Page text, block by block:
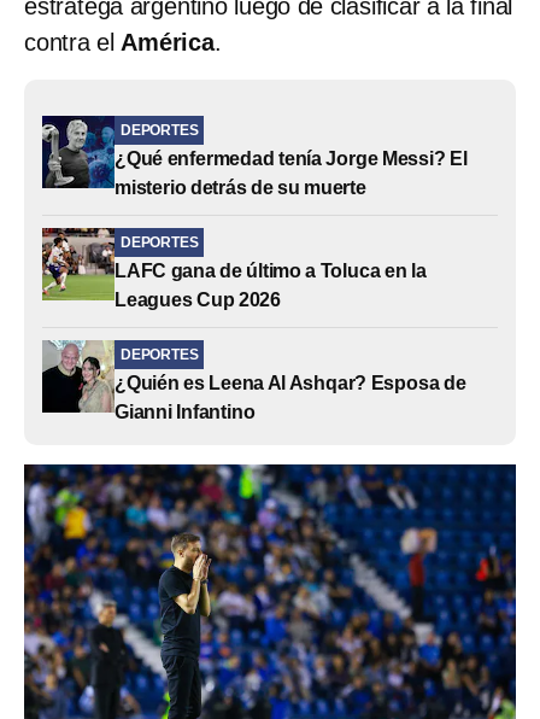
estratega argentino luego de clasificar a la final
contra el América.
DEPORTES
¿Qué enfermedad tenía Jorge Messi? El
misterio detrás de su muerte
DEPORTES
LAFC gana de último a Toluca en la
Leagues Cup 2026
DEPORTES
¿Quién es Leena Al Ashqar? Esposa de
Gianni Infantino